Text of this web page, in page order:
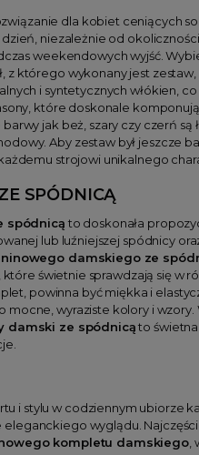
dla kobiet ceniących
niezależnie od
weekendowych wyjść.
którego wykonany jest
i syntetycznych włókien,
które doskonale
jak beż, szary czy czerń
Aby zestaw był jeszcze
strojowi unikalnego
SPÓDNICĄ
spódnicą to doskonała
lub luźniejszej spódnicy
damskiego ze
świetnie sprawdzają się w
powinna być miękka i
wyraziste kolory i
damski ze spódnicąto
i stylu w codziennym ubiorze
wyglądu.
kompletu damskiego,